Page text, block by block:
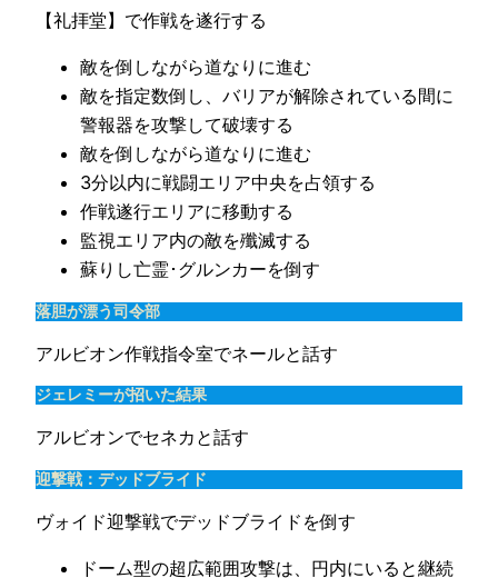
【礼拝堂】で作戦を遂行する
敵を倒しながら道なりに進む
敵を指定数倒し、バリアが解除されている間に
警報器を攻撃して破壊する
敵を倒しながら道なりに進む
3分以内に戦闘エリア中央を占領する
作戦遂行エリアに移動する
監視エリア内の敵を殲滅する
蘇りし亡霊･グルンカーを倒す
落胆が漂う司令部
アルビオン作戦指令室でネールと話す
ジェレミーが招いた結果
アルビオンでセネカと話す
迎撃戦：デッドブライド
ヴォイド迎撃戦でデッドブライドを倒す
ドーム型の超広範囲攻撃は、円内にいると継続